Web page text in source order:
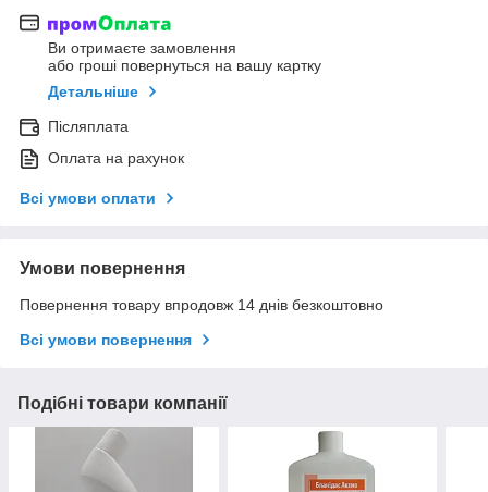
Ви отримаєте замовлення
або гроші повернуться на вашу картку
Детальніше
Післяплата
Оплата на рахунок
Всі умови оплати
Умови повернення
Повернення товару впродовж 14 днів безкоштовно
Всі умови повернення
Подібні товари компанії